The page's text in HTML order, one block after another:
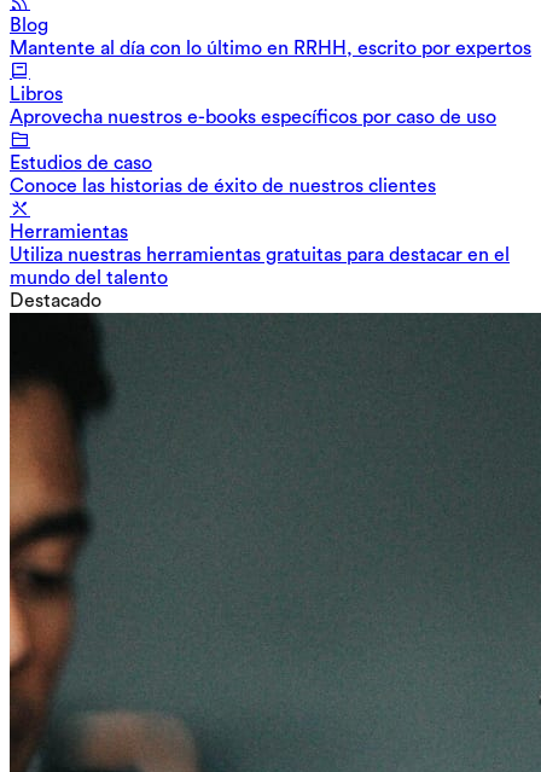
Blog
Mantente al día con lo último en RRHH, escrito por expertos
Libros
Aprovecha nuestros e-books específicos por caso de uso
Estudios de caso
Conoce las historias de éxito de nuestros clientes
Herramientas
Utiliza nuestras herramientas gratuitas para destacar en el
mundo del talento
Destacado